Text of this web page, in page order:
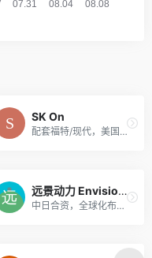
SK On
配套福特/现代，美国建厂积极
远景动力 Envision AESC
中日合资，全球化布局，配套日产、雷诺